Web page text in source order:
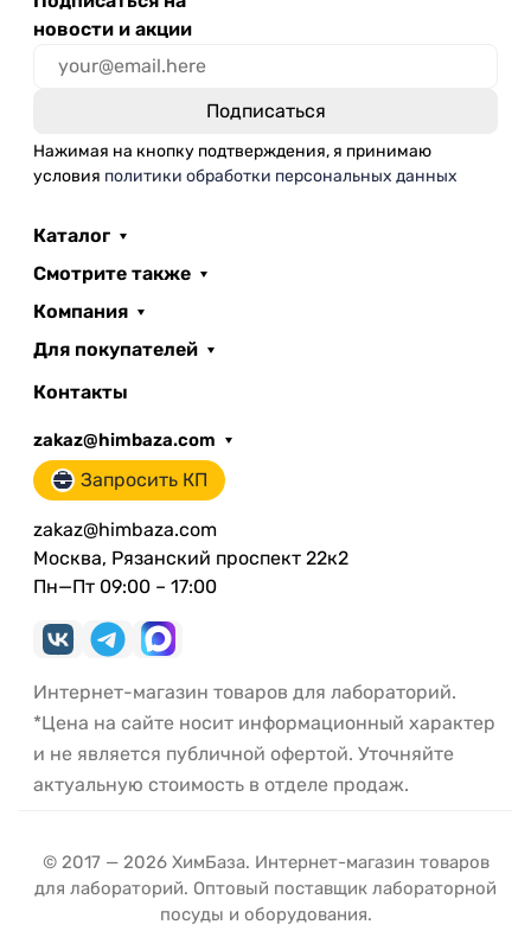
новости и акции
Нажимая на кнопку подтверждения, я принимаю
условия политики обработки персональных данных
Каталог
Смотрите также
Компания
Для покупателей
Контакты
zakaz@himbaza.com
Запросить КП
zakaz@himbaza.com
Москва, Рязанский проспект 22к2
Пн—Пт 09:00 – 17:00
Интернет-магазин товаров для лабораторий.
*Цена на сайте носит информационный характер
и не является публичной офертой. Уточняйте
актуальную стоимость в отделе продаж.
© 2017 — 2026 ХимБаза. Интернет-магазин товаров
для лабораторий. Оптовый поставщик лабораторной
посуды и оборудования.